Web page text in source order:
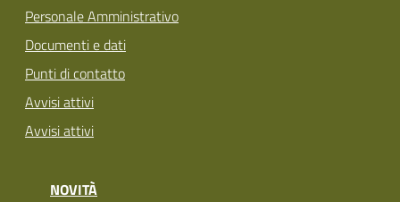
Personale Amministrativo
Documenti e dati
Punti di contatto
Avvisi attivi
Avvisi attivi
NOVITÀ